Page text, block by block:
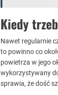
Kiedy
Nawet regularnie
to powinno co
powietrza w jego
wykorzystywany
sprawia, że dość